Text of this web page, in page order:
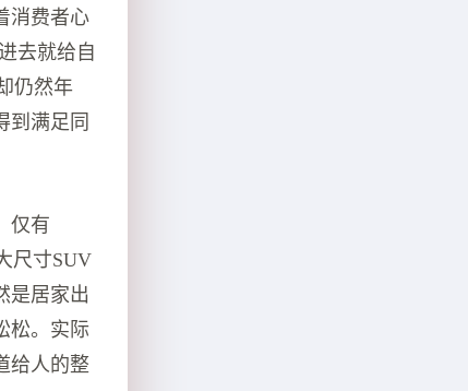
消费者心
去就给自
仍然年
到满足同
仅有
尺寸SUV
是居家出
松。实际
给人的整